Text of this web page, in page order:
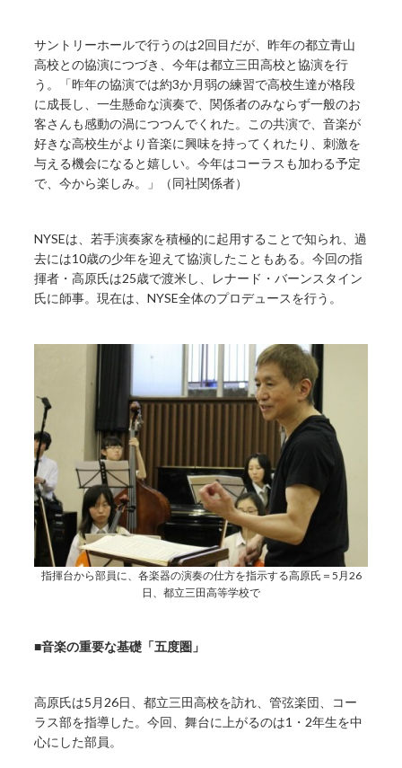
サントリーホールで行うのは2回目だが、昨年の都立青山
高校との協演につづき、今年は都立三田高校と協演を行
う。「昨年の協演では約3か月弱の練習で高校生達が格段
に成長し、一生懸命な演奏で、関係者のみならず一般のお
客さんも感動の渦につつんでくれた。この共演で、音楽が
好きな高校生がより音楽に興味を持ってくれたり、刺激を
与える機会になると嬉しい。今年はコーラスも加わる予定
で、今から楽しみ。」（同社関係者）
NYSEは、若手演奏家を積極的に起用することで知られ、過
去には10歳の少年を迎えて協演したこともある。今回の指
揮者・高原氏は25歳で渡米し、レナード・バーンスタイン
氏に師事。現在は、NYSE全体のプロデュースを行う。
指揮台から部員に、各楽器の演奏の仕方を指示する高原氏＝5月26
日、都立三田高等学校で
■音楽の重要な基礎「五度圏」
高原氏は5月26日、都立三田高校を訪れ、管弦楽団、コー
ラス部を指導した。今回、舞台に上がるのは1・2年生を中
心にした部員。